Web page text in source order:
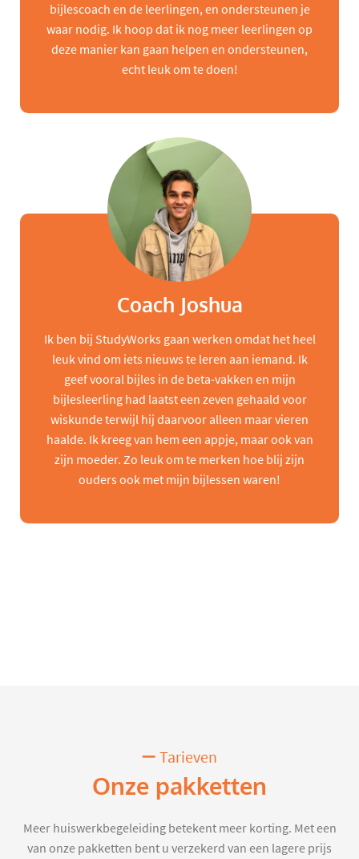
bijlescoach en de leerlingen, en ondersteunen je
waar nodig. Ik hoop dat ik nog meer leerlingen op
deze manier kan gaan helpen en ondersteunen,
echt leuk om te doen!
Coach Joshua
Ik ben bij StudyWorks gaan werken omdat het heel
leuk vind om iets nieuws te leren aan iemand. Ik
geef vooral bijles in de beta-vakken en mijn
bijlesleerling had laatst een zeven gehaald voor
wiskunde terwijl hij daarvoor alleen maar vieren
haalde. Ik kreeg van hem een appje, maar ook van
zijn moeder. Zo leuk om te merken hoe blij zijn
ouders ook met mijn bijlessen waren!
Tarieven
Onze pakketten
Meer huiswerkbegeleiding betekent meer korting. Met een
van onze pakketten bent u verzekerd van een lagere prijs